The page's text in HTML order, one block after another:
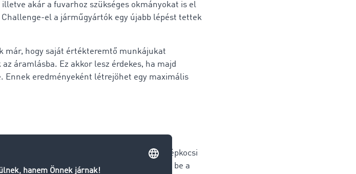
akár a fuvarhoz szükséges okmányokat is el
el a járműgyártók egy újabb lépést tettek
már, hogy saját értékteremtő munkájukat
áramlásba. Ez akkor lesz érdekes, ha majd
Ennek eredményeként létrejöhet egy maximális
előtérbe a következő témák is: a "Teherképkocsi
„Campus Connectivity“-n mutatta be a